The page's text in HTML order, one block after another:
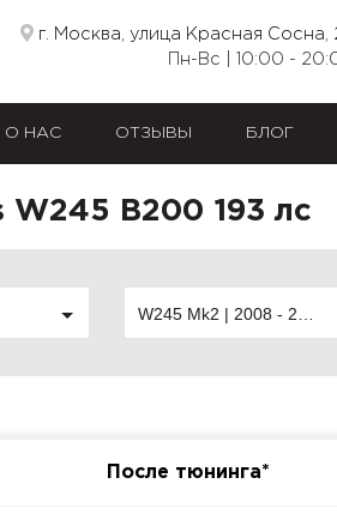
г. Москва, улица Красная Сосна,
Пн-Вс | 10:00 -
О НАС ОТЗЫВЫ БЛОГ
W245 B200 193 лс
После тюнинга*